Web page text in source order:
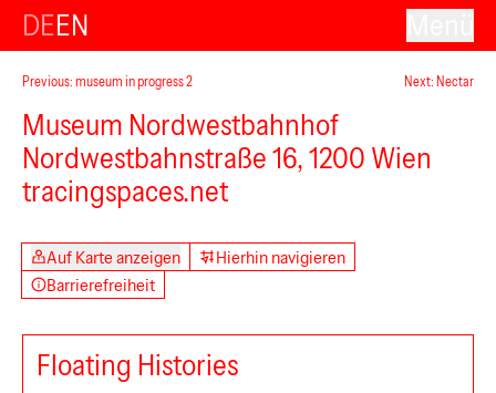
DEEN
Previous: museum in progress 2 Next: Nectar
Museum Nordwestbahnhof
Nordwestbahnstraße 16, 1200 Wien
tracingspaces.net
Auf Karte anzeigen
Hierhin navigieren
Barrierefreiheit
Floating Histories